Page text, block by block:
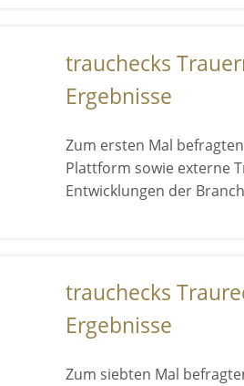
trauchecks
Ergebnisse
Zum ersten Mal
Plattform sowie externe
Entwicklungen der
trauchecks
Ergebnisse
Zum siebten Mal